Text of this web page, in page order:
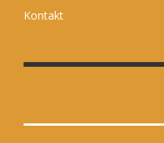
Kontakt